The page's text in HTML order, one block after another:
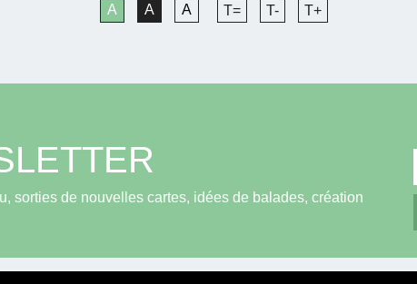
A A A T= T- T+
sorties de nouvelles cartes, idées de balades, création